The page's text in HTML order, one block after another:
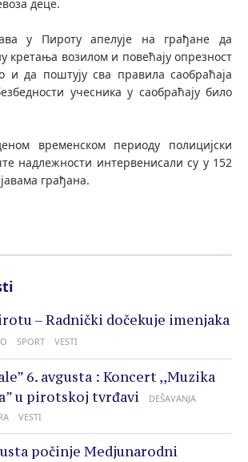
деце.
у Пироту апелује на грађане да
кретања возилом и повећају опрезност
и да поштују сва правила саобраћаја
учесника у саобраћају било
временском периоду полицијски
надлежности интервенисали су у 152
грађана.
– Radnički dočekuje imenjaka
SPORT VESTI
6. avgusta : Koncert ,,Muzika
u pirotskoj tvrđavi
DEŠAVANJA
VESTI
počinje Medjunarodni